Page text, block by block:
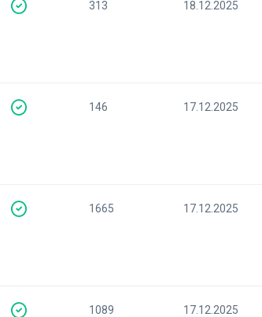
313 18.12.2025
146 17.12.2025
1665 17.12.2025
1089 17.12.2025